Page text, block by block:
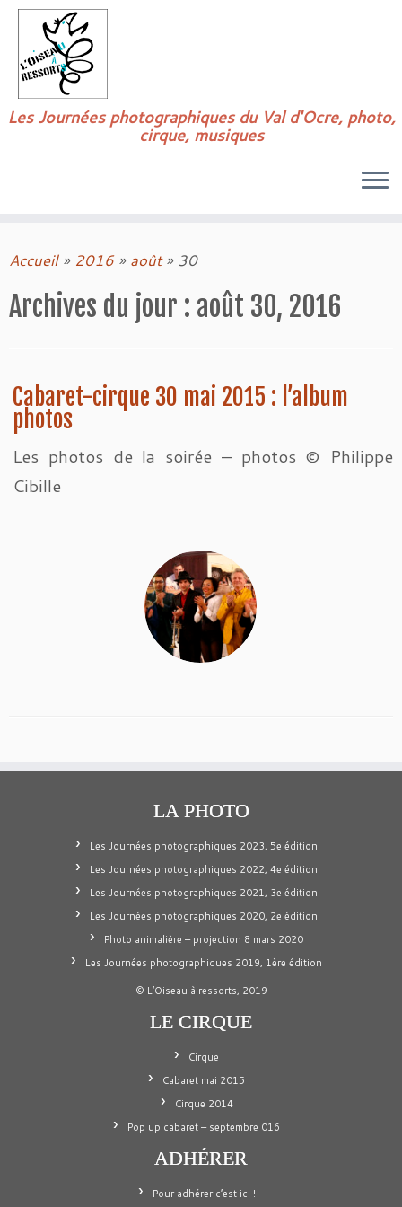
Passer
contenu
Les Journées photographiques du Val d'Ocre, photo,
cirque, musiques
Accueil » 2016 » août » 30
Archives du jour : août 30, 2016
Cabaret-cirque 30 mai 2015 : l’album
photos
Les photos de la soirée – photos © Philippe
Cibille
LA PHOTO
Les Journées photographiques 2023, 5e édition
Les Journées photographiques 2022, 4e édition
Les Journées photographiques 2021, 3e édition
Les Journées photographiques 2020, 2e édition
Photo animalière – projection 8 mars 2020
Les Journées photographiques 2019, 1ère édition
© L’Oiseau à ressorts, 2019
LE CIRQUE
Cirque
Cabaret mai 2015
Cirque 2014
Pop up cabaret – septembre 016
ADHÉRER
Pour adhérer c’est ici !